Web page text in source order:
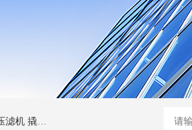
机 厢式压泥机 XMAY油墨过